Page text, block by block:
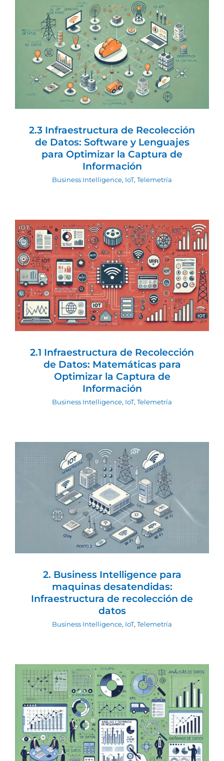
2.3 Infraestructura de Recolección de
Datos: Software y Lenguajes para
Optimizar la Captura de Información
Business Intelligence IoT Telemetría
2.3 Infraestructura de Recolección
de Datos: Software y Lenguajes
para Optimizar la Captura de
Información
Business Intelligence, IoT, Telemetría
2.1 Infraestructura de Recolección de
Datos: Matemáticas para Optimizar la
Captura de Información
Business Intelligence IoT Telemetría
2.1 Infraestructura de Recolección
de Datos: Matemáticas para
Optimizar la Captura de
Información
Business Intelligence, IoT, Telemetría
2. Business Intelligence para maquinas
desatendidas: Infraestructura de
recolección de datos
Business Intelligence IoT Telemetría
2. Business Intelligence para
maquinas desatendidas:
Infraestructura de recolección de
datos
Business Intelligence, IoT, Telemetría
1.3 Cómo el Software y los Lenguajes
de Programación Transforman el
Business Intelligence para Máquinas
Desatendidas
Business Intelligence IoT Telemetría